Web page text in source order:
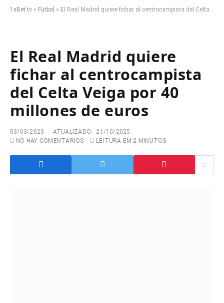
1xBet.tv » Fútbol » El Real Madrid quiere fichar al centrocampista del Celta Veiga por 40 millones de euros
El Real Madrid quiere
fichar al centrocampista
del Celta Veiga por 40
millones de euros
03/03/2023 ATUALIZADO:
21/10/2025
NO HAY COMENTARIOS
LEITURA EM 2 MINUTOS